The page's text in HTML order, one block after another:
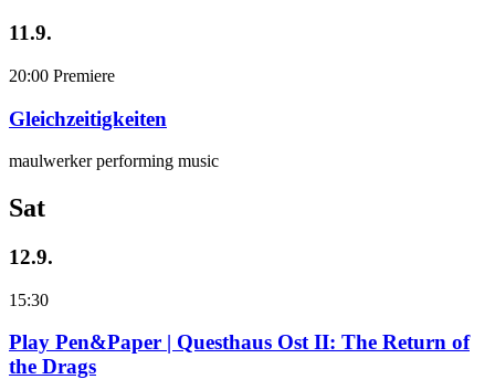
11.9.
20:00 Premiere
Gleichzeitigkeiten
maulwerker performing music
Sat
12.9.
15:30
Play Pen&Paper | Questhaus Ost II: The Return of
the Drags